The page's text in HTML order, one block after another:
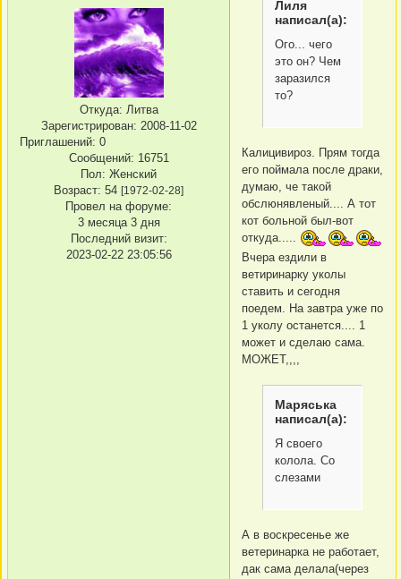
Откуда: Литва
Зарегистрирован: 2008-11-02
Приглашений: 0
Сообщений: 16751
Пол: Женский
Возраст: 54 [1972-02-28]
Провел на форуме:
3 месяца 3 дня
Последний визит:
2023-02-22 23:05:56
Лиля
написал(а):
Ого... чего
это он? Чем
заразился
то?
Калицивироз. Прям тогда
его поймала после драки,
думаю, че такой
обслюнявленый.... А тот
кот больной был-вот
откуда.....
Вчера ездили в
ветиринарку уколы
ставить и сегодня
поедем. На завтра уже по
1 уколу останется.... 1
может и сделаю сама.
МОЖЕТ,,,,
Маряська
написал(а):
Я своего
колола. Со
слезами
А в воскресенье же
ветеринарка не работает,
дак сама делала(через